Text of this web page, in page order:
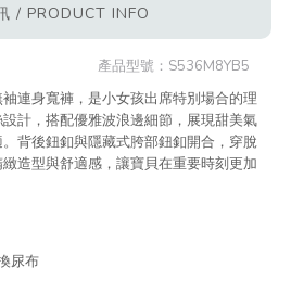
/ PRODUCT INFO
產品型號： S536M8YB5
連身寬褲，是小女孩出席特別場合的理
計，搭配優雅波浪邊細節，展現甜美氣
背後鈕釦與隱藏式胯部鈕釦開合，穿脫
造型與舒適感，讓寶貝在重要時刻更加
尿布